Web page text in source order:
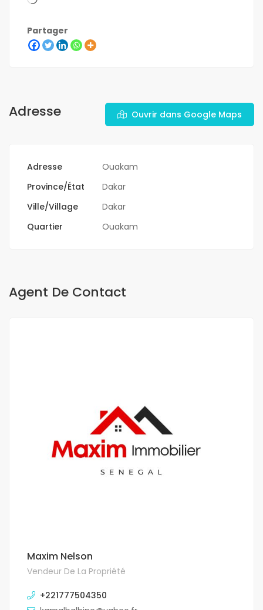
Partager
Adresse Ouvrir dans Google Maps
Adresse
Ouakam
Province/État
Dakar
Ville/Village
Dakar
Quartier
Ouakam
Agent De Contact
Maxim Nelson
Vendeur De La Propriété
+221777504350